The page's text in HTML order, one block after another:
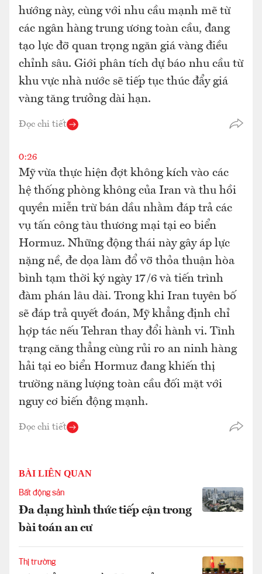
hướng này, cùng với nhu cầu mạnh mẽ từ
các ngân hàng trung ương toàn cầu, đang
tạo lực đỡ quan trọng ngăn giá vàng điều
chỉnh sâu. Giới phân tích dự báo nhu cầu từ
khu vực nhà nước sẽ tiếp tục thúc đẩy giá
vàng tăng trưởng dài hạn.
Đọc chi tiết
0:26
Mỹ vừa thực hiện đợt không kích vào các
hệ thống phòng không của Iran và thu hồi
quyền miễn trừ bán dầu nhằm đáp trả các
vụ tấn công tàu thương mại tại eo biển
Hormuz. Những động thái này gây áp lực
nặng nề, đe dọa làm đổ vỡ thỏa thuận hòa
bình tạm thời ký ngày 17/6 và tiến trình
đàm phán lâu dài. Trong khi Iran tuyên bố
sẽ đáp trả quyết đoán, Mỹ khẳng định chỉ
hợp tác nếu Tehran thay đổi hành vi. Tình
trạng căng thẳng cùng rủi ro an ninh hàng
hải tại eo biển Hormuz đang khiến thị
trường năng lượng toàn cầu đối mặt với
nguy cơ biến động mạnh.
Đọc chi tiết
BÀI LIÊN QUAN
Bất động sản
Đa dạng hình thức tiếp cận trong
bài toán an cư
Thị trường